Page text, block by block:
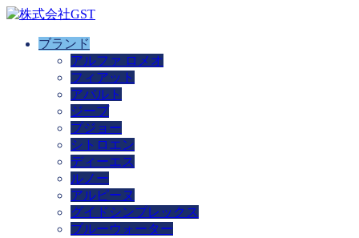
ブランド
アルファ ロメオ
フィアット
アバルト
ジープ
プジョー
シトロエン
ディーエス
ルノー
アルピーヌ
グイドシンプレックス
ブルーウォーター